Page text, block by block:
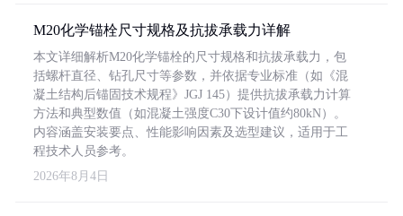
M20化学锚栓尺寸规格及抗拔承载力详解
本文详细解析M20化学锚栓的尺寸规格和抗拔承载力，包
括螺杆直径、钻孔尺寸等参数，并依据专业标准（如《混
凝土结构后锚固技术规程》JGJ 145）提供抗拔承载力计算
方法和典型数值（如混凝土强度C30下设计值约80kN）。
内容涵盖安装要点、性能影响因素及选型建议，适用于工
程技术人员参考。
2026年8月4日